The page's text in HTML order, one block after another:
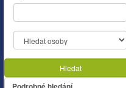
Hledat